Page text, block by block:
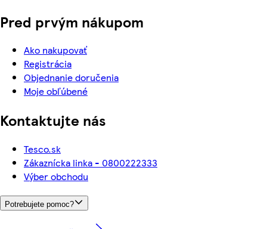
Pred prvým nákupom
Ako nakupovať
Registrácia
Objednanie doručenia
Moje obľúbené
Kontaktujte nás
Tesco.sk
Zákaznícka linka - 0800222333
Výber obchodu
Potrebujete pomoc?